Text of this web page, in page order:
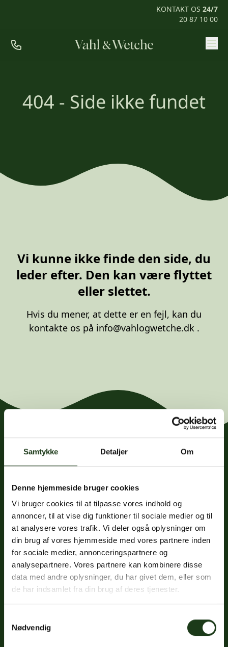
Samtykke Detaljer Om
Denne hjemmeside bruger cookies
Vi bruger cookies til at tilpasse vores indhold og
annoncer, til at vise dig funktioner til sociale medier og til
at analysere vores trafik. Vi deler også oplysninger om
din brug af vores hjemmeside med vores partnere inden
for sociale medier, annonceringspartnere og
analysepartnere. Vores partnere kan kombinere disse
data med andre oplysninger, du har givet dem, eller som
de har indsamlet fra din brug af deres tjenester.
Nødvendig
KONTAKT OS 24/7
20 87 10 00
Priser
Mød os
404 - Side ikke fundet
Vi kunne ikke finde den side, du
leder efter. Den kan være flyttet
eller slettet.
Hvis du mener, at dette er en fejl, kan du
kontakte os på info@vahlogwetche.dk.
Fredericiavej 69B, st.
7100 Vejle
CVR: 32334512
Trustpilot
Sociale medier
Instagram